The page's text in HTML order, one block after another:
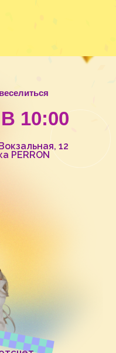
12
PERRON
10:00